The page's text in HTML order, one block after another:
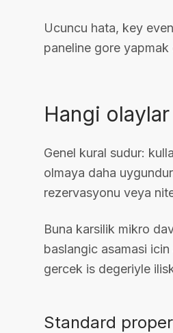
Ucuncu hata, key
paneline gore
Hangi
Genel kural sudur:
olmaya daha
rezervasyonu veya
Buna karsilik mikro
baslangic asamasi
gercek is degeriyle
Standard